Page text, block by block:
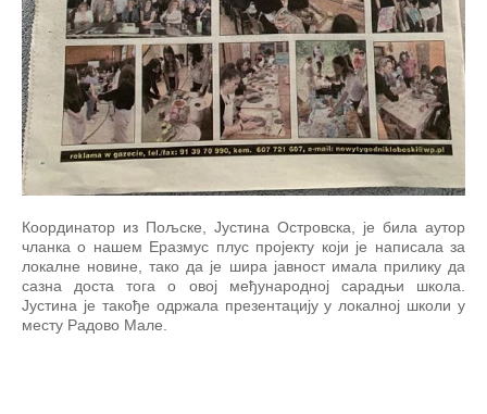
Координатор из Пољске, Јустина Островска, је била аутор
чланка о нашем Еразмус плус пројекту који је написала за
локалне новине, тако да је шира јавност имала прилику да
сазна доста тога о овој међународној сарадњи школа.
Јустина је такође одржала презентацију у локалној школи у
месту Радово Мале.